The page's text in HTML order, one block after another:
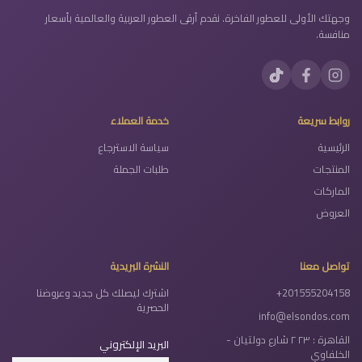
وجهتك الأولى للعطور الفاخرة. نقدم أرقى العطور العربية والعالمية بأسعار
منافسة.
روابط سريعة
الرئيسية
المنتجات
الماركات
العروض
خدمة العملاء
سياسة الاسترجاع
طلبات الجملة
تواصل معنا
+201555204158
info@elsondos.com
القاهرة : ٢٣ ٢ شارع دولتيان -
الخلفاوي
النشرة البريدية
اشترك ليصلك كل جديد وعروضنا
الحصرية
البريد الإلكتروني